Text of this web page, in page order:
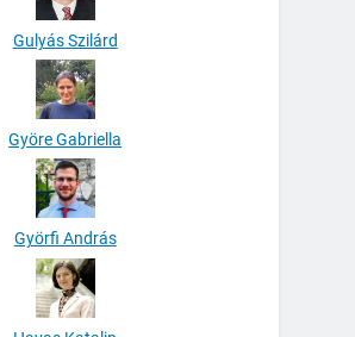
Gulyás Szilárd
Györe Gabriella
Györfi András